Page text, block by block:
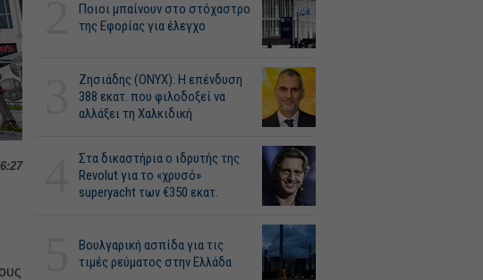
Ποιοι μπαίνουν στο στόχαστρο
της Εφορίας για έλεγχο
Ζησιάδης (ONYX): Η επένδυση
388 εκατ. που φιλοδοξεί να
αλλάξει τη Χαλκιδική
Στα δικαστήρια ο ιδρυτής της
Revolut για το «χρυσό»
superyacht των €350 εκατ.
Βουλγαρική ασπίδα για τις
τιμές ρεύματος στην Ελλάδα